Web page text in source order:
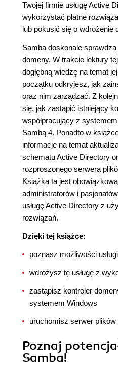
Twojej firmie usługę Active
wykorzystać płatne
lub pokusić się o wdrożenie
Samba doskonale
domeny. W trakcie lektury
dogłębną wiedzę na temat
początku odkryjesz, jak
oraz nim zarządzać. Z
się, jak zastąpić istniejący
współpracujący z
Sambą 4. Ponadto w
informacje na temat
schematu Active Directory
rozproszonego serwera
Książka ta jest
administratorów i
usługę Active Directory z
rozwiązań.
Dzięki tej książce:
poznasz możliwości
wdrożysz tę usługę z
zastąpisz kontroler
systemem Windows
uruchomisz serwer
Poznaj
Samba!